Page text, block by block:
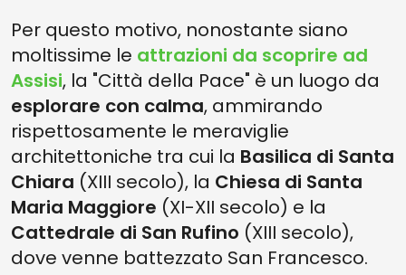
Per questo motivo, nonostante siano
moltissime le attrazioni da scoprire ad
Assisi, la "Città della Pace" è un luogo da
esplorare con calma, ammirando
rispettosamente le meraviglie
architettoniche tra cui la Basilica di Santa
Chiara (XIII secolo), la Chiesa di Santa
Maria Maggiore (XI-XII secolo) e la
Cattedrale di San Rufino (XIII secolo),
dove venne battezzato San Francesco.